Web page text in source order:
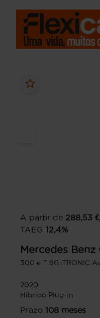
A partir de 288,53
TAEG 12,4%
Mercedes Benz
300 e T 9G-TRONIC
2020
Híbrido Plug-in
Prazo 108 meses